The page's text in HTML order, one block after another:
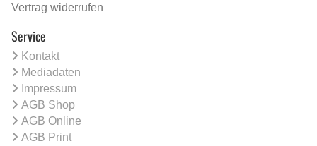
Vertrag widerrufen
Service
Kontakt
Mediadaten
Impressum
AGB Shop
AGB Online
AGB Print